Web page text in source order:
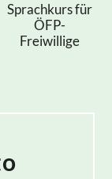
Sprachkurs für
ÖFP-
Freiwillige